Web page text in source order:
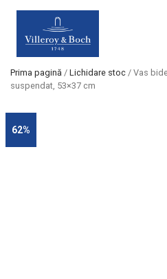
Prima pagină / Lichidare stoc / Vas
suspendat, 53×37 cm
62%